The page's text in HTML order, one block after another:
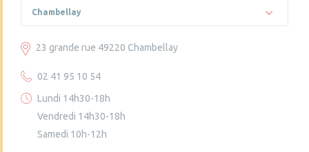
Chambellay
23 grande rue 49220 Chambellay
02 41 95 10 54
Lundi 14h30-18h
Vendredi 14h30-18h
Samedi 10h-12h